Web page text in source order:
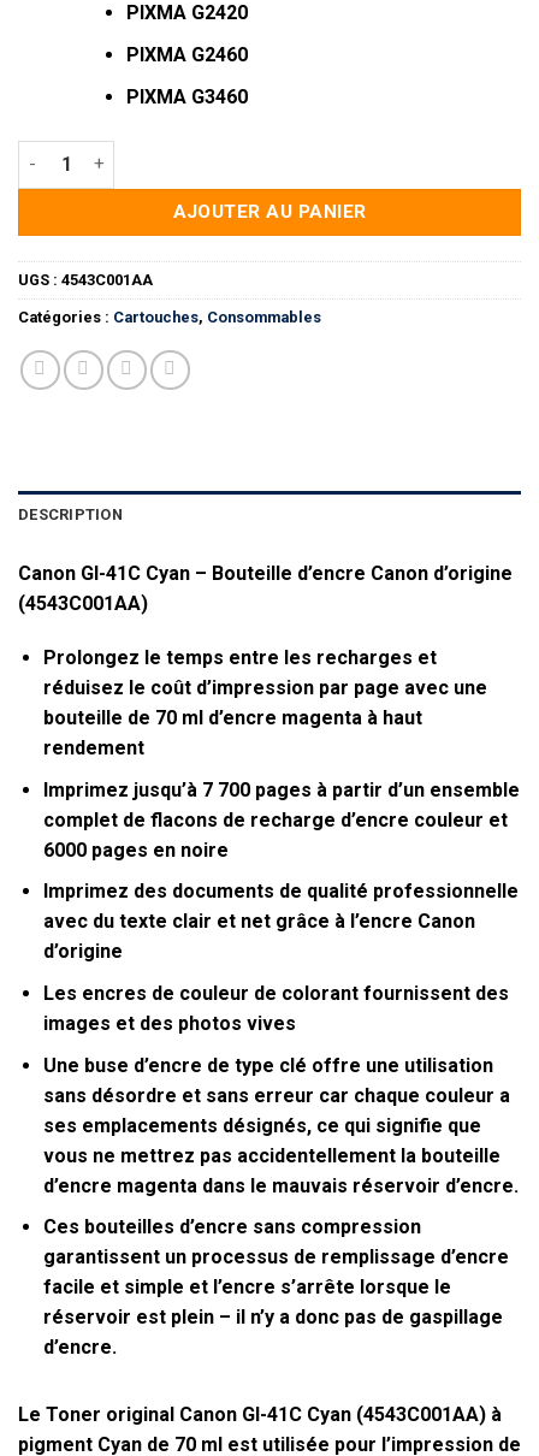
PIXMA G2420
PIXMA G2460
PIXMA G3460
quantité de Canon GI-41C Cyan - Bouteille d'encre Canon
AJOUTER AU PANIER
UGS : 4543C001AA
Catégories : Cartouches, Consommables
DESCRIPTION
Canon GI-41C Cyan – Bouteille d’encre Canon d’origine
(4543C001AA)
Prolongez le temps entre les recharges et
réduisez le coût d’impression par page avec une
bouteille de 70 ml d’encre magenta à haut
rendement
Imprimez jusqu’à 7 700 pages à partir d’un ensemble
complet de flacons de recharge d’encre couleur et
6000 pages en noire
Imprimez des documents de qualité professionnelle
avec du texte clair et net grâce à l’encre Canon
d’origine
Les encres de couleur de colorant fournissent des
images et des photos vives
Une buse d’encre de type clé offre une utilisation
sans désordre et sans erreur car chaque couleur a
ses emplacements désignés, ce qui signifie que
vous ne mettrez pas accidentellement la bouteille
d’encre magenta dans le mauvais réservoir d’encre.
Ces bouteilles d’encre sans compression
garantissent un processus de remplissage d’encre
facile et simple et l’encre s’arrête lorsque le
réservoir est plein – il n’y a donc pas de gaspillage
d’encre.
Le Toner original Canon GI-41C Cyan (4543C001AA) à
pigment Cyan de 70 ml est utilisée pour l’impression de